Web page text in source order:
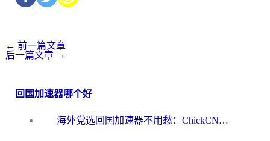
← 前一篇文章
后一篇文章 →
回国加速器哪个好
海外党选回国加速器不用愁：ChickCN和洞见哪个好？一篇搞定所有疑问